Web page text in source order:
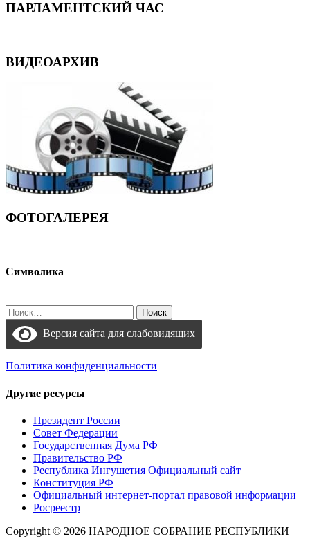
ПАРЛАМЕНТСКИЙ ЧАС
ВИДЕОАРХИВ
ФОТОГАЛЕРЕЯ
Символика
Найти:
Версия сайта для слабовидящих
Политика конфиденциальности
Другие ресурсы
Президент России
Совет Федерации
Государственная Дума РФ
Правительство РФ
Республика Ингушетия Официальный сайт
Конституция РФ
Официальный интернет-портал правовой информации
Росреестр
Copyright © 2026 НАРОДНОЕ СОБРАНИЕ РЕСПУБЛИКИ